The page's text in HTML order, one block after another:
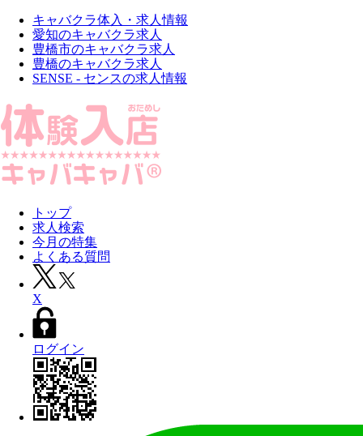
キャバクラ体入・求人情報
愛知のキャバクラ求人
豊橋市のキャバクラ求人
豊橋のキャバクラ求人
SENSE - センスの求人情報
トップ
求人検索
今月の特集
よくある質問
X
ログイン